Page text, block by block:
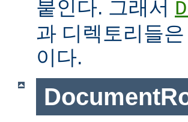
붙인다. 그래서
과 디렉토리들
이다.